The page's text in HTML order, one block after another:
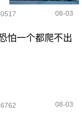
08-03
怕一个都爬不出
08-03